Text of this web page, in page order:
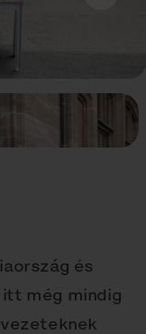
és
még mindig